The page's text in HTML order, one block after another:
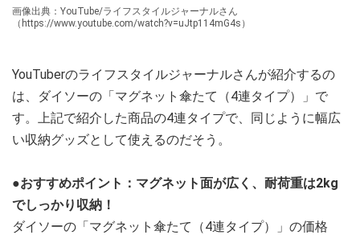
画像出典：YouTube/ライフスタイルジャーナルさん
（https://www.youtube.com/watch?v=uJtp114mG4s）
YouTuberのライフスタイルジャーナルさんが紹介するの
は、ダイソーの「マグネット傘たて（4連タイプ）」で
す。上記で紹介した商品の4連タイプで、同じように幅広
い収納グッズとして使えるのだそう。
●おすすめポイント：マグネット面が広く、耐荷重は2kg
でしっかり収納！
ダイソーの「マグネット傘たて（4連タイプ）」の価格